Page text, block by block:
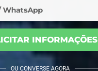
INFORMAÇÕES
OU CONVERSE AGORA